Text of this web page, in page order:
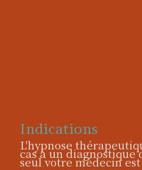
Indications
L'hypnose
cas à un
seul votre médecin